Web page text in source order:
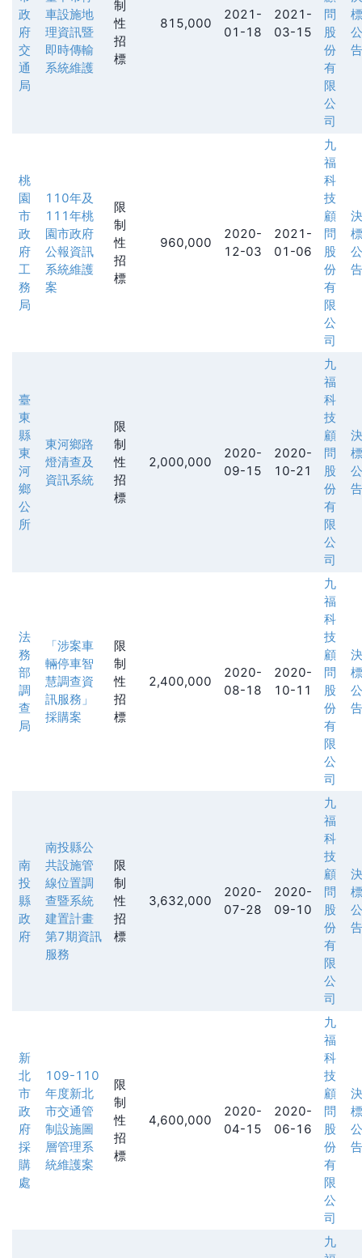
政
府
交
通
局
車設施地
理資訊暨
即時傳輸
系統維護
制
性
招
標
815,000
2021-
01-18
2021-
03-15
問
股
份
有
限
公
司
標
公
告
桃
園
市
政
府
工
務
局
110年及
111年桃
園市政府
公報資訊
系統維護
案
限
制
性
招
標
960,000
2020-
12-03
2021-
01-06
九
福
科
技
顧
問
股
份
有
限
公
司
決
標
公
告
臺
東
縣
東
河
鄉
公
所
東河鄉路
燈清查及
資訊系統
限
制
性
招
標
2,000,000
2020-
09-15
2020-
10-21
九
福
科
技
顧
問
股
份
有
限
公
司
決
標
公
告
法
務
部
調
查
局
「涉案車
輛停車智
慧調查資
訊服務」
採購案
限
制
性
招
標
2,400,000
2020-
08-18
2020-
10-11
九
福
科
技
顧
問
股
份
有
限
公
司
決
標
公
告
南
投
縣
政
府
南投縣公
共設施管
線位置調
查暨系統
建置計畫
第7期資訊
服務
限
制
性
招
標
3,632,000
2020-
07-28
2020-
09-10
九
福
科
技
顧
問
股
份
有
限
公
司
決
標
公
告
新
北
市
政
府
採
購
處
109-110
年度新北
市交通管
制設施圖
層管理系
統維護案
限
制
性
招
標
4,600,000
2020-
04-15
2020-
06-16
九
福
科
技
顧
問
股
份
有
限
公
司
決
標
公
告
九